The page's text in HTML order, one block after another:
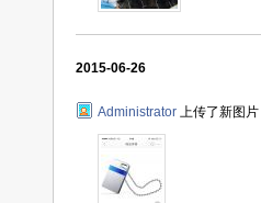
2015-06-26
Administrator 上传了新图片